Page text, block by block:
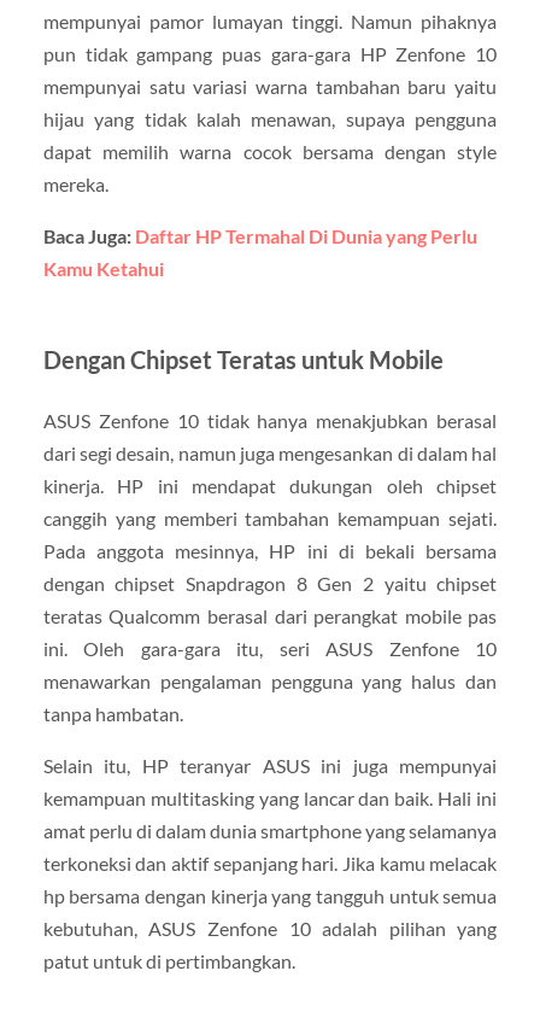
mempunyai pamor lumayan tinggi. Namun pihaknya
pun tidak gampang puas gara-gara HP Zenfone 10
mempunyai satu variasi warna tambahan baru yaitu
hijau yang tidak kalah menawan, supaya pengguna
dapat memilih warna cocok bersama dengan style
mereka.
Baca Juga: Daftar HP Termahal Di Dunia yang Perlu
Kamu Ketahui
Dengan Chipset Teratas untuk Mobile
ASUS Zenfone 10 tidak hanya menakjubkan berasal
dari segi desain, namun juga mengesankan di dalam hal
kinerja. HP ini mendapat dukungan oleh chipset
canggih yang memberi tambahan kemampuan sejati.
Pada anggota mesinnya, HP ini di bekali bersama
dengan chipset Snapdragon 8 Gen 2 yaitu chipset
teratas Qualcomm berasal dari perangkat mobile pas
ini. Oleh gara-gara itu, seri ASUS Zenfone 10
menawarkan pengalaman pengguna yang halus dan
tanpa hambatan.
Selain itu, HP teranyar ASUS ini juga mempunyai
kemampuan multitasking yang lancar dan baik. Hali ini
amat perlu di dalam dunia smartphone yang selamanya
terkoneksi dan aktif sepanjang hari. Jika kamu melacak
hp bersama dengan kinerja yang tangguh untuk semua
kebutuhan, ASUS Zenfone 10 adalah pilihan yang
patut untuk di pertimbangkan.